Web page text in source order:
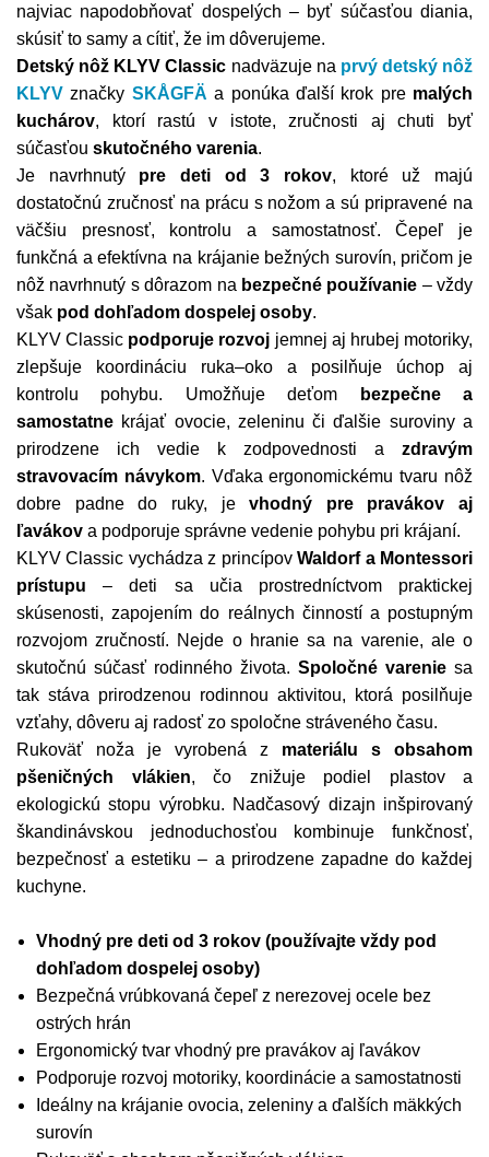
najviac napodobňovať dospelých – byť súčasťou diania,
skúsiť to samy a cítiť, že im dôverujeme.
Detský nôž KLYV Classic nadväzuje na prvý detský nôž
KLYV značky SKÅGFÄ a ponúka ďalší krok pre malých
kuchárov, ktorí rastú v istote, zručnosti aj chuti byť
súčasťou skutočného varenia.
Je navrhnutý pre deti od 3 rokov, ktoré už majú
dostatočnú zručnosť na prácu s nožom a sú pripravené na
väčšiu presnosť, kontrolu a samostatnosť. Čepeľ je
funkčná a efektívna na krájanie bežných surovín, pričom je
nôž navrhnutý s dôrazom na bezpečné používanie – vždy
však pod dohľadom dospelej osoby.
KLYV Classic podporuje rozvoj jemnej aj hrubej motoriky,
zlepšuje koordináciu ruka–oko a posilňuje úchop aj
kontrolu pohybu. Umožňuje deťom
bezpečne a
samostatne krájať ovocie, zeleninu či ďalšie suroviny a
prirodzene ich vedie k zodpovednosti a zdravým
stravovacím návykom. Vďaka ergonomickému tvaru nôž
dobre padne do ruky, jevhodný pre pravákov aj
ľavákov a podporuje správne vedenie pohybu pri krájaní.
KLYV Classic vychádza z princípovWaldorf a Montessori
prístupu – deti sa učia prostredníctvom praktickej
skúsenosti, zapojením do reálnych činností a postupným
rozvojom zručností. Nejde o hranie sa na varenie, ale o
skutočnú súčasť rodinného života. Spoločné varenie sa
tak stáva prirodzenou rodinnou aktivitou, ktorá posilňuje
vzťahy, dôveru aj radosť zo spoločne stráveného času.
Rukoväť noža je vyrobená z materiálu s obsahom
pšeničných vlákien, čo znižuje podiel plastov a
ekologickú stopu výrobku. Nadčasový dizajn inšpirovaný
škandinávskou jednoduchosťou kombinuje funkčnosť,
bezpečnosť a estetiku – a prirodzene zapadne do každej
kuchyne.
Vhodný pre deti od 3 rokov (používajte vždy pod
dohľadom dospelej osoby)
Bezpečná vrúbkovaná čepeľ z nerezovej ocele bez
ostrých hrán
Ergonomický tvar vhodný pre pravákov aj ľavákov
Podporuje rozvoj motoriky, koordinácie a samostatnosti
Ideálny na krájanie ovocia, zeleniny a ďalších mäkkých
surovín